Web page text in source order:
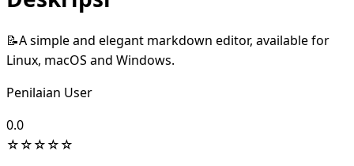
📝A simple and elegant markdown editor, available for
Linux, macOS and Windows.
Penilaian User
0.0
☆☆☆☆☆